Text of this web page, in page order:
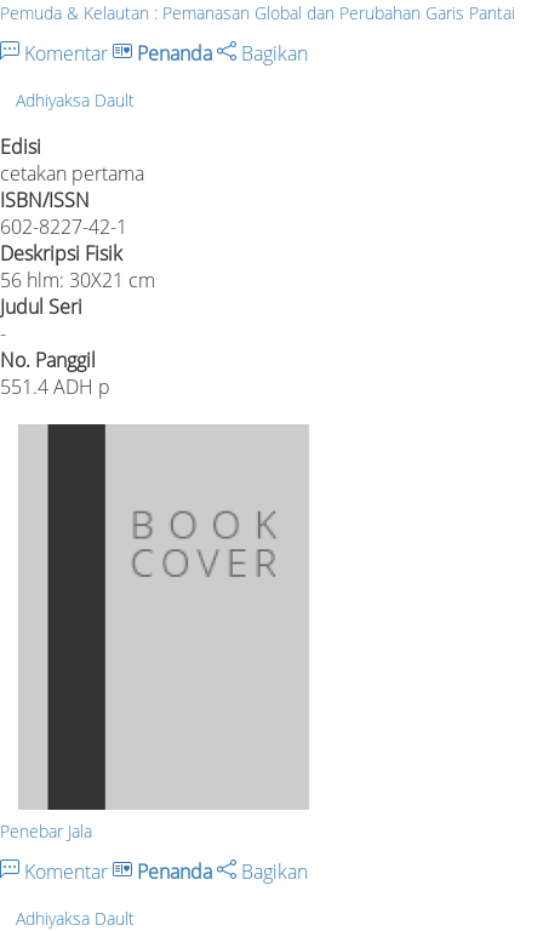
Pemuda & Kelautan : Pemanasan Global dan Perubahan Garis Pantai
Komentar Penanda Bagikan
Adhiyaksa Dault
Edisi
cetakan pertama
ISBN/ISSN
602-8227-42-1
Deskripsi Fisik
56 hlm: 30X21 cm
Judul Seri
-
No. Panggil
551.4 ADH p
Penebar Jala
Komentar Penanda Bagikan
Adhiyaksa Dault